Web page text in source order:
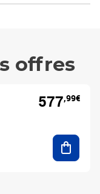
offres
577,99€